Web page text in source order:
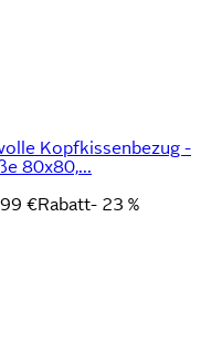
Kopfkissenbezug -
80x80,...
€Rabatt- 23 %